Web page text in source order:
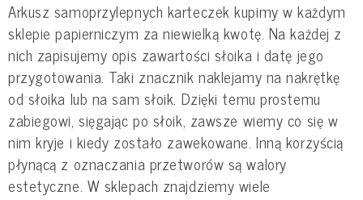
Arkusz samoprzylepnych karteczek kupimy w każdym
sklepie papierniczym za niewielką kwotę. Na każdej z
nich zapisujemy opis zawartości słoika i datę jego
przygotowania. Taki znacznik naklejamy na nakrętkę
od słoika lub na sam słoik. Dzięki temu prostemu
zabiegowi, sięgając po słoik, zawsze wiemy co się w
nim kryje i kiedy zostało zawekowane. Inną korzyścią
płynącą z oznaczania przetworów są walory
estetyczne. W sklepach znajdziemy wiele